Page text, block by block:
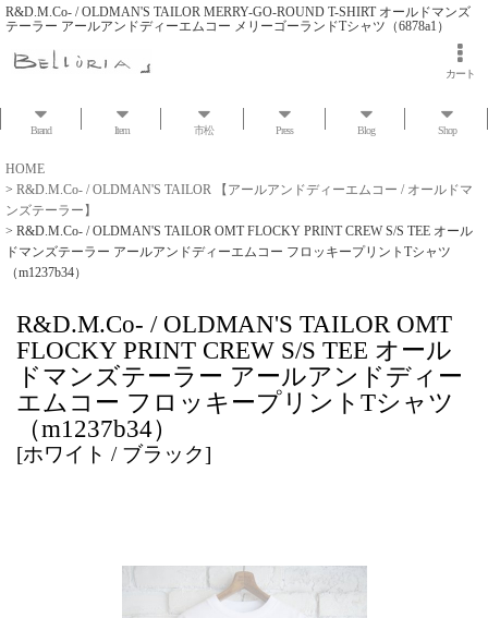
R&D.M.Co- / OLDMAN'S TAILOR MERRY-GO-ROUND T-SHIRT オールドマンズ
テーラー アールアンドディーエムコー メリーゴーランドTシャツ（6878a1）
カート
Brand Item 市松 Press Blog Shop
HOME
> R&D.M.Co- / OLDMAN'S TAILOR 【アールアンドディーエムコー / オールドマ
ンズテーラー】
> R&D.M.Co- / OLDMAN'S TAILOR OMT FLOCKY PRINT CREW S/S TEE オール
ドマンズテーラー アールアンドディーエムコー フロッキープリントTシャツ
（m1237b34）
R&D.M.Co- / OLDMAN'S TAILOR OMT
FLOCKY PRINT CREW S/S TEE オール
ドマンズテーラー アールアンドディー
エムコー フロッキープリントTシャツ
（m1237b34）
[ホワイト / ブラック]